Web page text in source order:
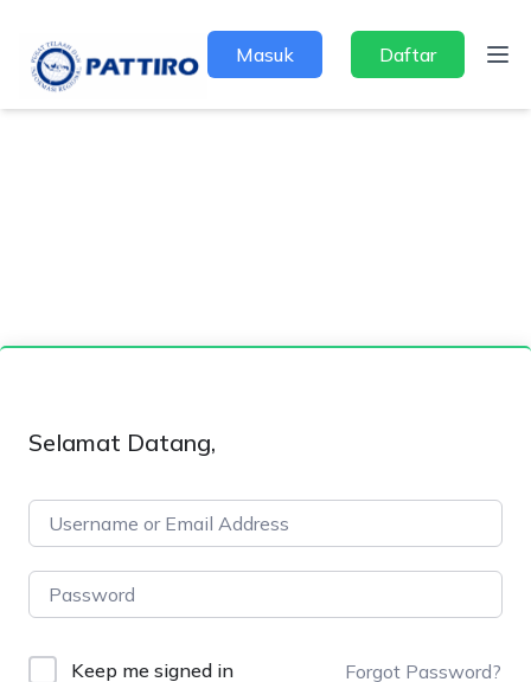
Masuk Daftar
Selamat Datang,
Keep me signed in Forgot Password?